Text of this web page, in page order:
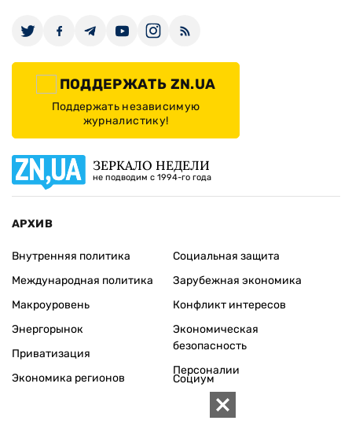
ПОДДЕРЖАТЬ ZN.UA
Поддержать независимую
журналистику!
ЗЕРКАЛО НЕДЕЛИ
не подводим с 1994-го года
АРХИВ
Внутренняя политика
Международная политика
Макроуровень
Энергорынок
Приватизация
Экономика регионов
Социальная защита
Зарубежная экономика
Конфликт интересов
Экономическая
безопасность
Персоналии
Социум
История